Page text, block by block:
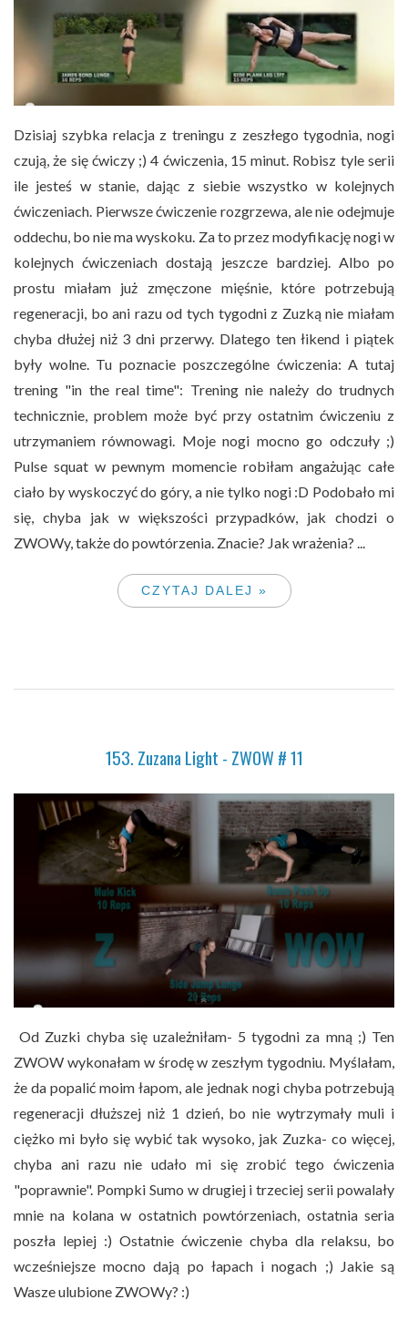
Dzisiaj szybka relacja z treningu z zeszłego tygodnia, nogi
czują, że się ćwiczy ;) 4 ćwiczenia, 15 minut. Robisz tyle serii
ile jesteś w stanie, dając z siebie wszystko w kolejnych
ćwiczeniach. Pierwsze ćwiczenie rozgrzewa, ale nie odejmuje
oddechu, bo nie ma wyskoku. Za to przez modyfikację nogi w
kolejnych ćwiczeniach dostają jeszcze bardziej. Albo po
prostu miałam już zmęczone mięśnie, które potrzebują
regeneracji, bo ani razu od tych tygodni z Zuzką nie miałam
chyba dłużej niż 3 dni przerwy. Dlatego ten łikend i piątek
były wolne. Tu poznacie poszczególne ćwiczenia: A tutaj
trening "in the real time": Trening nie należy do trudnych
technicznie, problem może być przy ostatnim ćwiczeniu z
utrzymaniem równowagi. Moje nogi mocno go odczuły ;)
Pulse squat w pewnym momencie robiłam angażując całe
ciało by wyskoczyć do góry, a nie tylko nogi :D Podobało mi
się, chyba jak w większości przypadków, jak chodzi o
ZWOWy, także do powtórzenia. Znacie? Jak wrażenia? ...
CZYTAJ DALEJ »
153. Zuzana Light - ZWOW # 11
Od Zuzki chyba się uzależniłam- 5 tygodni za mną ;) Ten
ZWOW wykonałam w środę w zeszłym tygodniu. Myślałam,
że da popalić moim łapom, ale jednak nogi chyba potrzebują
regeneracji dłuższej niż 1 dzień, bo nie wytrzymały muli i
ciężko mi było się wybić tak wysoko, jak Zuzka- co więcej,
chyba ani razu nie udało mi się zrobić tego ćwiczenia
"poprawnie". Pompki Sumo w drugiej i trzeciej serii powalały
mnie na kolana w ostatnich powtórzeniach, ostatnia seria
poszła lepiej :) Ostatnie ćwiczenie chyba dla relaksu, bo
wcześniejsze mocno dają po łapach i nogach ;) Jakie są
Wasze ulubione ZWOWy? :)